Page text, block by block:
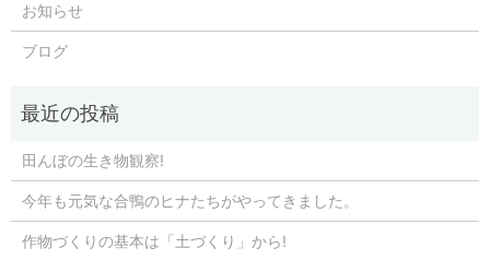
お知らせ
ブログ
田んぼの生き物観察!
今年も元気な合鴨のヒナたちがやってきました。
作物づくりの基本は「土づくり」から!